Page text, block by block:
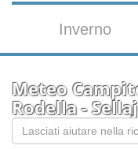
Inverno
Meteo
Rodella -